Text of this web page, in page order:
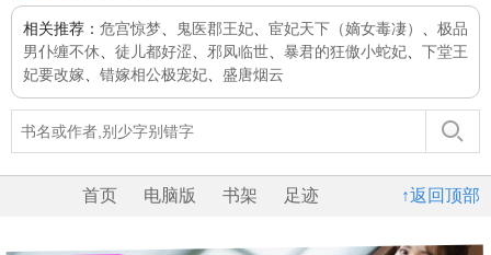
相关推荐： 危宫惊梦 鬼医郡王妃 宦妃天下（嫡女毒凄）
极品
男仆缠不休
徒儿都好涩 邪凤临世 暴君的狂傲小蛇妃
下堂王
妃要改嫁
错嫁相公极宠妃 盛唐烟云
↑返回顶部
首页 电脑版 书架 足迹